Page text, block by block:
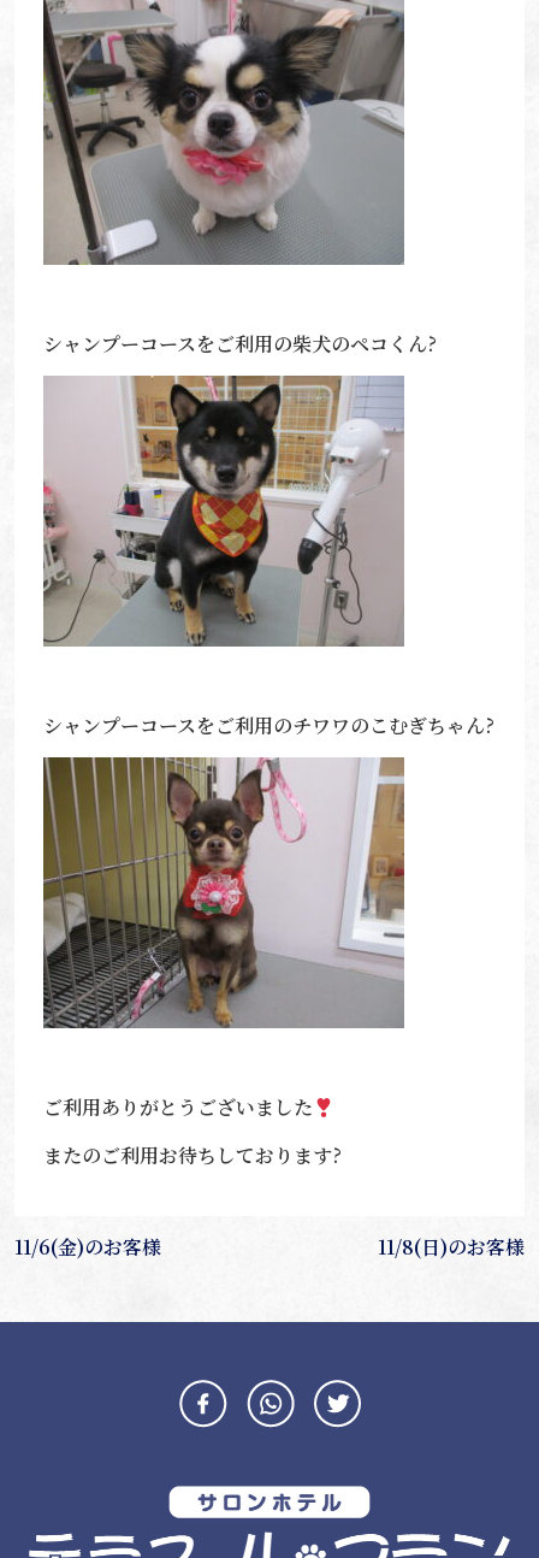
シャンプーコースをご利用の柴犬のペコくん?
シャンプーコースをご利用のチワワのこむぎちゃん?
ご利用ありがとうございました
またのご利用お待ちしております?
投
ビ
11/6(金)のお客様 11/8(日)のお客様